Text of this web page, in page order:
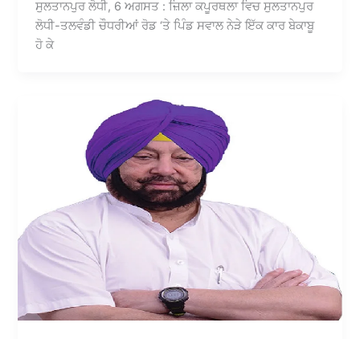
ਸੁਲਤਾਨਪੁਰ ਲੋਧੀ, 6 ਅਗਸਤ : ਜ਼ਿਲਾ ਕਪੂਰਥਲਾ ਵਿਚ ਸੁਲਤਾਨਪੁਰ
ਲੋਧੀ-ਤਲਵੰਡੀ ਚੌਧਰੀਆਂ ਰੋਡ ‘ਤੇ ਪਿੰਡ ਸਵਾਲ ਨੇੜੇ ਇੱਕ ਕਾਰ ਬੇਕਾਬੂ
ਹੋ ਕੇ